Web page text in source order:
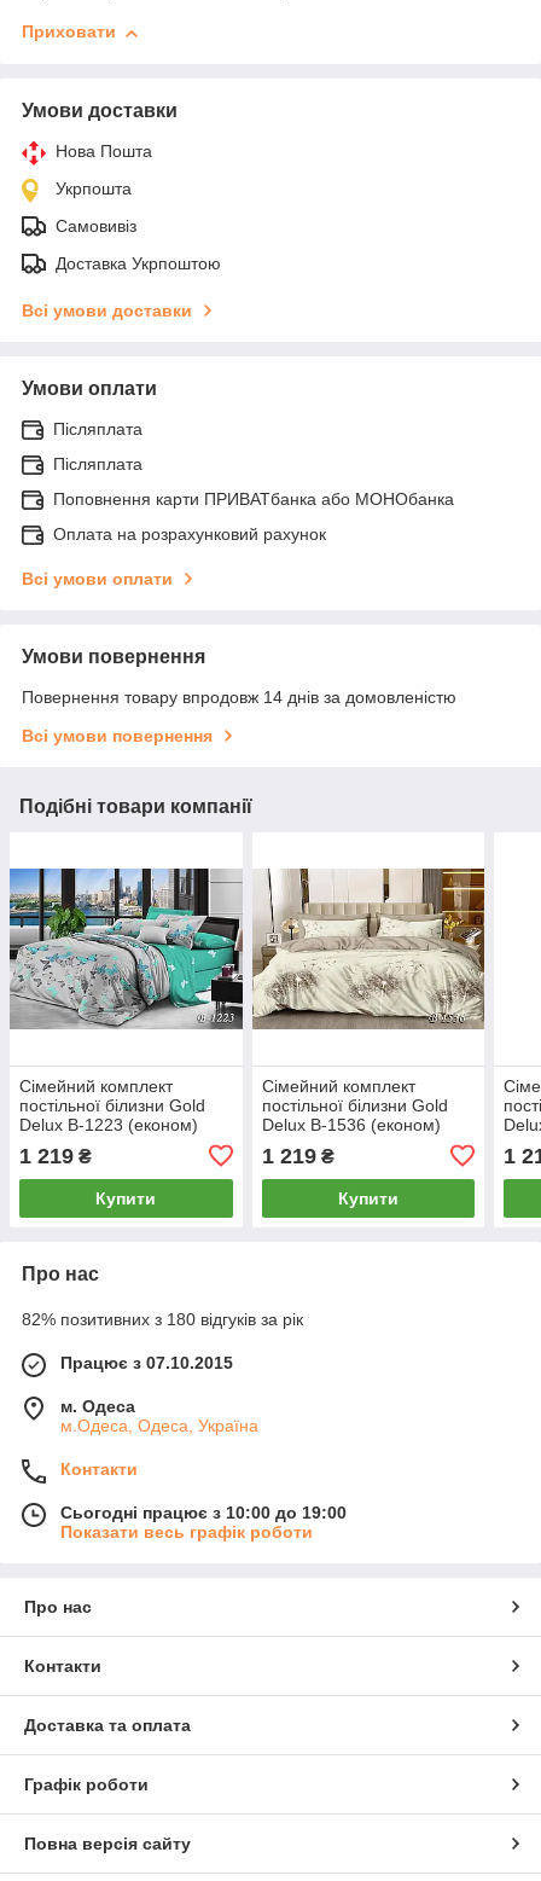
Приховати
Умови доставки
Нова Пошта
Укрпошта
Самовивіз
Доставка Укрпоштою
Всі умови доставки
Умови оплати
Післяплата
Післяплата
Поповнення карти ПРИВАТбанка або МОНОбанка
Оплата на розрахунковий рахунок
Всі умови оплати
Умови повернення
Повернення товару впродовж 14 днів за домовленістю
Всі умови повернення
Подібні товари компанії
Сімейний комплект
постільної білизни Gold
Delux B-1223 (економ)
1 219 ₴
Купити
Сімейний комплект
постільної білизни Gold
Delux B-1536 (економ)
1 219₴
Купити
1
Про нас
82% позитивних з 180 відгуків за рік
Працює з 07.10.2015
м. Одеса
м.Одеса, Одеса, Україна
Контакти
Сьогодні працює з 10:00 до 19:00
Показати весь графік роботи
Про нас
Контакти
Доставка та оплата
Графік роботи
Повна версія сайту